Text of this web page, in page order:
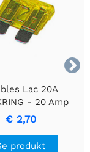

Lac 20A
- 20 Amp
til beskyttelse af
ledninger
€ 2,70
produkt